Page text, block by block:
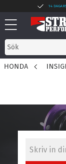
Meny
14
HONDA